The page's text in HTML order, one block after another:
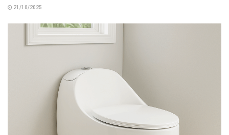
21/10/2025